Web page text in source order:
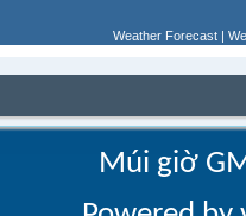
Weather Forecast |
Múi giờ